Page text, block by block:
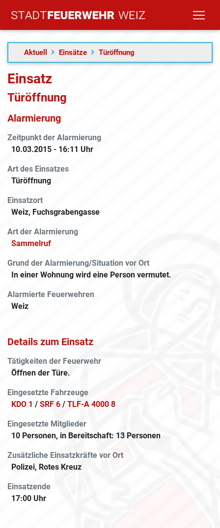
Aktuell Einsätze Türöffnung
Einsatz
Türöffnung
Alarmierung
Zeitpunkt der Alarmierung
10.03.2015 - 16:11 Uhr
Art des Einsatzes
Türöffnung
Einsatzort
Weiz, Fuchsgrabengasse
Art der Alarmierung
Sammelruf
Grund der Alarmierung/Situation vor Ort
In einer Wohnung wird eine Person vermutet.
Alarmierte Feuerwehren
Weiz
Details zum Einsatz
Tätigkeiten der Feuerwehr
Öffnen der Türe.
Eingesetzte Fahrzeuge
KDO 1 / SRF 6 / TLF-A 4000 8
Eingesetzte Mitglieder
10 Personen, in Bereitschaft: 13 Personen
Zusätzliche Einsatzkräfte vor Ort
Polizei, Rotes Kreuz
Einsatzende
17:00 Uhr